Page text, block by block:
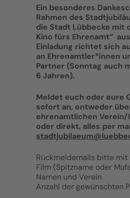
Ein besonderes
Rahmen des
die Stadt Lübbecke mit
Kino fürs Ehrenamt“
Einladung richtet sich
an Ehrenamtler*innen
Partner (Sonntag auch
6 Jahren).
Meldet euch oder eure
sofort an, entweder
ehrenamtlichen
oder direkt, alles per
Rückmeldemails bitte mit
Film (Spitzname oder
Namen und Verein
Anzahl der gewünschten